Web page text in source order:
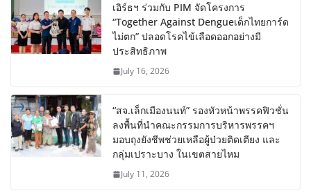
เอิร์ธฯ ร่วมกับ PIM จัดโครงการ
“Together Against Dengueเด็กไทยการ์ด
ไม่ตก” ปลอดโรคไข้เลือดออกอย่างมี
ประสิทธิภาพ
July 16, 2026
“สจ.เล็กเมืองนนท์” รองหัวหน้าพรรคฟิวชั่น
ลงพื้นที่นำคณะกรรมการบริหารพรรคฯ
มอบถุงยังชีพช่วยเหลือผู้ป่วยติดเตียง และ
กลุ่มเปราะบาง ในเขตสายไหม
July 11, 2026